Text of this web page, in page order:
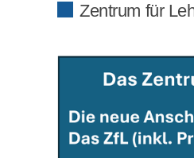
Zentrum für